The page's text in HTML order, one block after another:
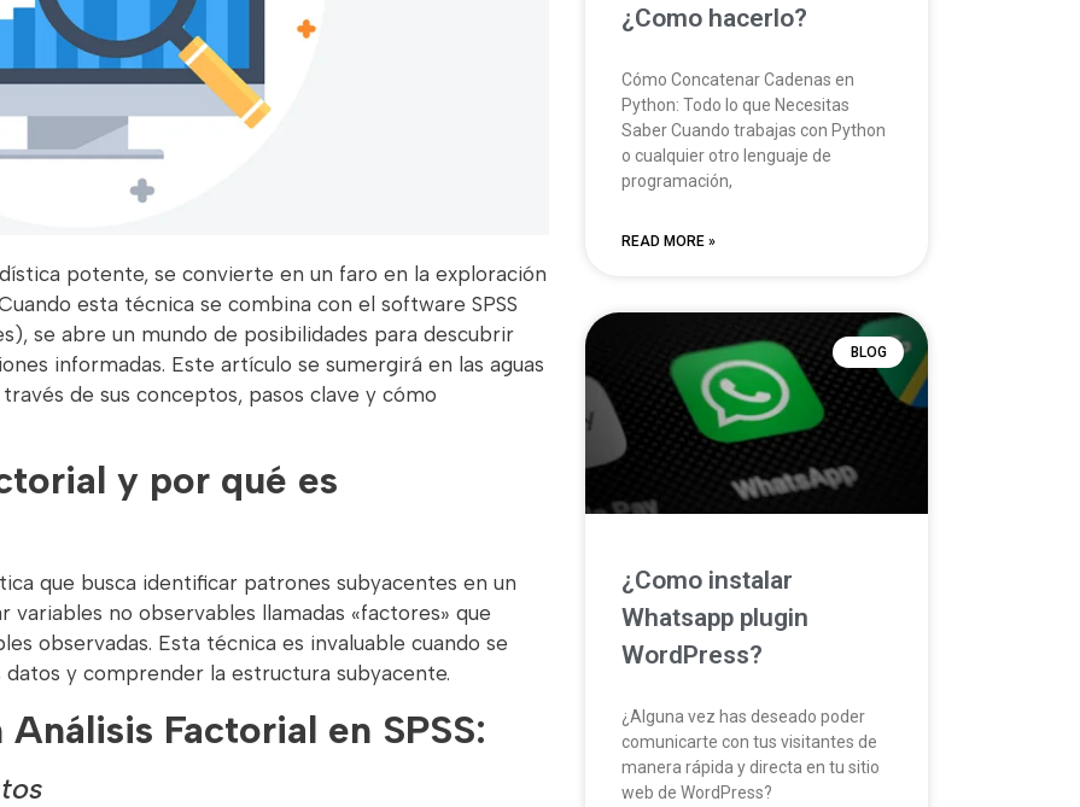
potente, se convierte en un faro en la exploración
esta técnica se combina con el software SPSS
se abre un mundo de posibilidades para descubrir
informadas. Este artículo se sumergirá en las aguas
de sus conceptos, pasos clave y cómo
y por qué es
que busca identificar patrones subyacentes en un
no observables llamadas «factores» que
observadas. Esta técnica es invaluable cuando se
y comprender la estructura subyacente.
Factorial en SPSS:
¿Como hacerlo?
Cómo Concatenar Cadenas en
Python: Todo lo que Necesitas
Saber Cuando trabajas con Python
o cualquier otro lenguaje de
programación,
READ MORE »
BLOG
¿Como instalar
Whatsapp plugin
WordPress?
¿Alguna vez has deseado poder
comunicarte con tus visitantes de
manera rápida y directa en tu sitio
web de WordPress?